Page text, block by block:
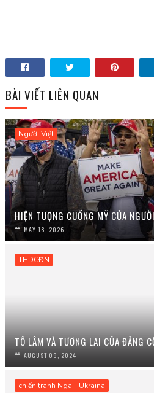
BÀI VIẾT LIÊN QUAN
Người Việt
HIỆN TƯỢNG CUỒNG MỸ CỦA
MAY 18, 2026
THDCĐN
TÔ LÂM VÀ TƯƠNG LAI CỦA ĐẢNG
AUGUST 09, 2024
chiến tranh Nga - Ukraina